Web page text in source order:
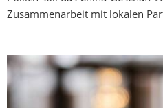
Zusammenarbeit mit lokalen